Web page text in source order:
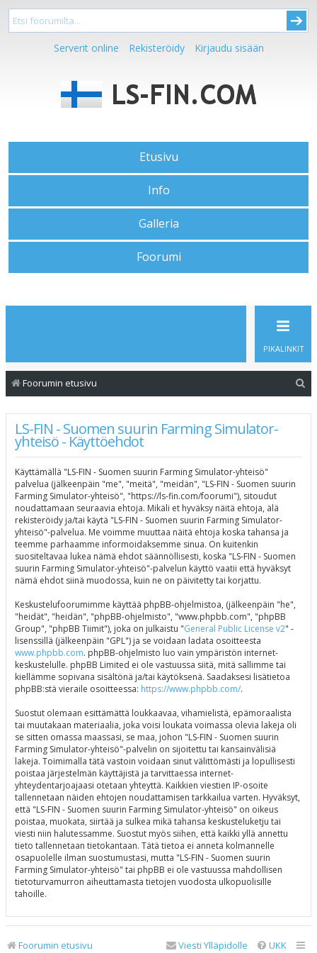
Serverit online Rekisteröidy Kirjaudu sisään
Etusivu
Info
Galleria
Foorumi
PIKALINKIT
Foorumin etusivu
LS-FIN - Suomen suurin Farming Simulator-
yhteisö - Käyttöehdot
Käyttämällä "LS-FIN - Suomen suurin Farming Simulator-yhteisö"
palvelua (jälkeenpäin "me", "meitä", "meidän", "LS-FIN - Suomen suurin
Farming Simulator-yhteisö", "https://ls-fin.com/foorumi"), sitoudut
noudattamaan seuraavia ehtoja. Mikäli et hyväksy näitä ehtoja, älä
rekisteröidy ja/tai käytä "LS-FIN - Suomen suurin Farming Simulator-
yhteisö"-palvelua. Me voimme muuttaa näitä ehtoja koska tahansa ja
teemme parhaamme informoidaksemme sinua. On kuitenkin
suositeltavaa lukea nämä ehdot säännöllisesti, koska "LS-FIN - Suomen
suurin Farming Simulator-yhteisö"-palvelun käyttö vaatii että hyväksyt
nämä ehdot siinä muodossa, kuin ne on päivitetty tai korjattu.
Keskustelufoorumimme käyttää phpBB-ohjelmistoa, (jälkeenpäin "he",
"heidät", "heidän", "phpBB-ohjelmisto", "www.phpbb.com", "phpBB
Group", "phpBB Tiimit"), joka on julkaistu "General Public License v2" -
lisenssillä (jälkeenpäin "GPL") ja se voidaan ladata osoitteesta
www.phpbb.com. phpBB-ohjelmisto luo vain ympäristön internet-
keskustelulle. phpBB Limited ei ole vastuussa siitä, mitä sallimme tai
kiellämme sopivana sisältönä ja/tai käytöksenä. Saadaksesi lisätietoa
phpBB:stä vieraile osoitteessa: https://www.phpbb.com/.
Suostut olemaan esittämättä loukkaavaa, vihamielistä, epämoraalista
tai muutakaan materiaalia, joka voisi loukata voimassa olevia lakeja oli
se sitten omassa maassasi, se maa, johon "LS-FIN - Suomen suurin
Farming Simulator-yhteisö"-palvelin on sijoitettu tai kansainvälisiä
lakeja. Toimimalla tätä vastoin voidaan sinut välittömästi ja lopullisesti
poistaa järjestelmän käyttäjistä ja tarvittaessa internet-
yhteydentarjoajaasi otetaan yhteyttä. Kaikkien viestien IP-osoite
tallennetaan näiden ehtojen noudattamisen tarkkailua varten. Hyväksyt,
että "LS-FIN - Suomen suurin Farming Simulator-yhteisö" on oikeus
poistaa, muokata, siirtää ja sulkea mikä tahansa keskusteluketju tai
viesti niin halutessamme. Suostut myös siihen, että kaikki yllä annettu
tieto tallennetaan tietokantaan. Tätä tietoa ei anneta kolmannelle
osapuolelle ilman suostumustasi, mutta "LS-FIN - Suomen suurin
Farming Simulator-yhteisö" tai phpBB ei ole vastuussa mahdollisen
tietoturvamurron aiheuttamasta tietojen vuodosta ulkopuolisille
tahoille.
Foorumin etusivu UKK
Viesti Ylläpidolle